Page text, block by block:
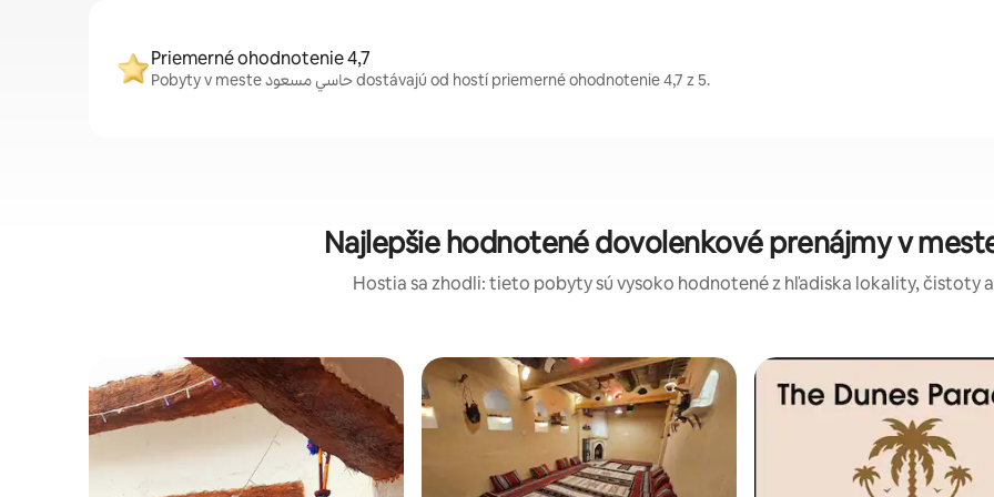
Priemerné ohodnotenie 4,7
Pobyty v meste حاسي مسعود dostávajú od hostí priemerné ohodnotenie 4,7 z 5.
Hostia sa zhodli: tieto pobyty sú vysoko hodnotené z hľadiska lokality, čistoty